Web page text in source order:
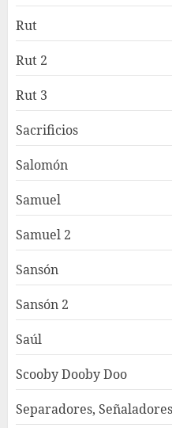
Rut
Rut 2
Rut 3
Sacrificios
Salomón
Samuel
Samuel 2
Sansón
Sansón 2
Saúl
Scooby Dooby Doo
Separadores, Señaladores